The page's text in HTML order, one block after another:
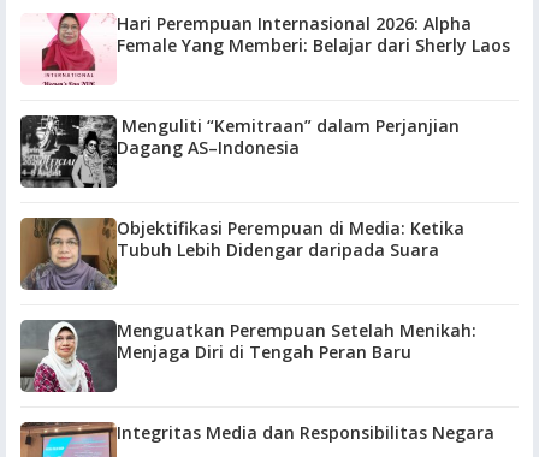
Hari Perempuan Internasional 2026: Alpha
Female Yang Memberi: Belajar dari Sherly Laos
Menguliti “Kemitraan” dalam Perjanjian
Dagang AS–Indonesia
Objektifikasi Perempuan di Media: Ketika
Tubuh Lebih Didengar daripada Suara
Menguatkan Perempuan Setelah Menikah:
Menjaga Diri di Tengah Peran Baru
Integritas Media dan Responsibilitas Negara